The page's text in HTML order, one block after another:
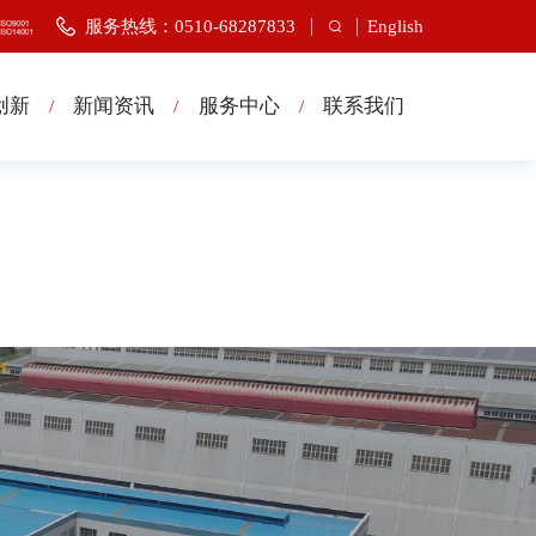
English
服务热线：0510-68287833
新 / 新闻资讯 / 服务中心 / 联系我们